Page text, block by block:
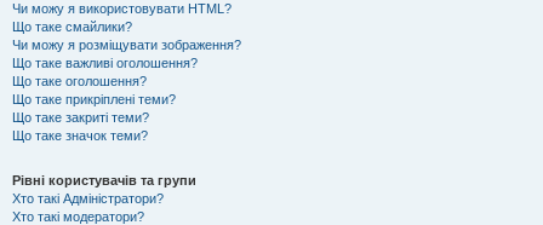
Чи можу я використовувати HTML?
Що таке смайлики?
Чи можу я розміщувати зображення?
Що таке важливі оголошення?
Що таке оголошення?
Що таке прикріплені теми?
Що таке закриті теми?
Що таке значок теми?
Рівні користувачів та групи
Хто такі Адміністратори?
Хто такі модератори?